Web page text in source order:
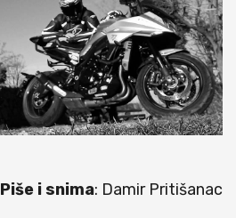
Piše i snima: Damir Pritišanac